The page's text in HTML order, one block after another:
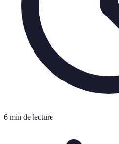
6 min de lecture